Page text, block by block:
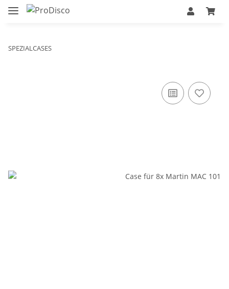
SPEZIALCASES